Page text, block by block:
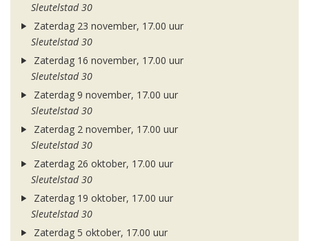
Sleutelstad 30
Zaterdag 23 november, 17.00 uur
Sleutelstad 30
Zaterdag 16 november, 17.00 uur
Sleutelstad 30
Zaterdag 9 november, 17.00 uur
Sleutelstad 30
Zaterdag 2 november, 17.00 uur
Sleutelstad 30
Zaterdag 26 oktober, 17.00 uur
Sleutelstad 30
Zaterdag 19 oktober, 17.00 uur
Sleutelstad 30
Zaterdag 5 oktober, 17.00 uur